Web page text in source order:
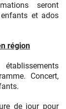
seront
et ados
région
Concert,
de jour pour